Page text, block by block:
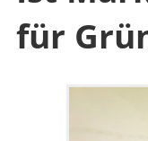
für